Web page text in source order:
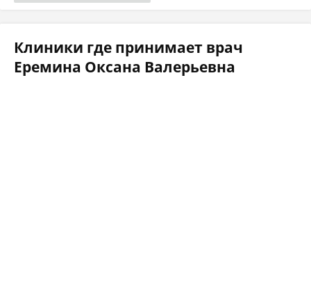
Клиники где принимает врач
Еремина Оксана Валерьевна